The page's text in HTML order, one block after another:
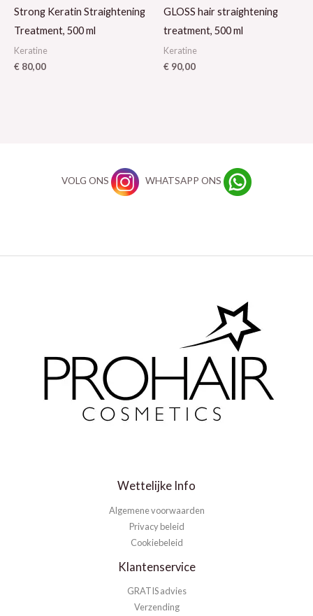
Strong Keratin Straightening
Treatment, 500 ml
Keratine
€ 80,00
GLOSS hair straightening
treatment, 500 ml
Keratine
€ 90,00
VOLG ONS WHATSAPP ONS
Wettelijke Info
Algemene voorwaarden
Privacy beleid
Cookiebeleid
Klantenservice
GRATIS advies
Verzending